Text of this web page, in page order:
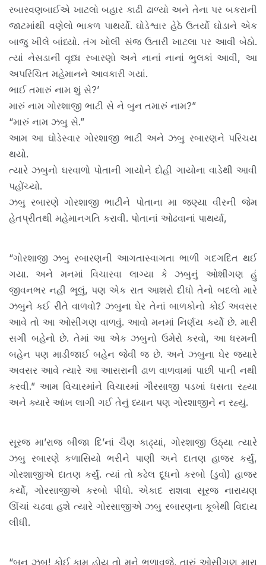
રબારવણબાઈએ ખાટલો બહાર કાઢી ઢાળ્યો અને તેના પર બકરાની
જાટમાંથી વણેલો ભાકળ પાથર્યો. ઘોડેશ્વાર હેઠે ઉતર્યો ઘોડાને એક
બાજુ ખીલે બાંધ્યો. તંગ ખોલી સંજ ઉતારી ખાટલા પર આવી બેઠો.
ત્યાં નેસડાની વૃધ્ધ રબારણો અને નાનાં નાનાં ભુલકાં આવી, આ
અપરિચિત મહેમાનને આવકારી ગયાં.
ભાઈ તમારું નામ શું સે?’
મારું નામ ગોરશાજી ભાટી સે ને બુન તમારું નામ?”
“મારું નામ ઝબુ સે.”
આમ આ ઘોડેસ્વાર ગોરશાજી ભાટી અને ઝબુ રબારણને પરિચય
થયો.
ત્યારે ઝબુનો ઘરવાળો પોતાની ગાયોને દોહી ગાયોના વાડેથી આવી
પહોંચ્યો.
ઝબુ રબારણે ગોરશાજી ભાટીને પોતાના મા જણ્યા વીરની જેમ
હેતપ્રીતથી મહેમાનગતિ કરાવી. પોતાનાં ઓઢવાનાં પાથર્યા,
“ગોરશાજી ઝબુ રબારણની આગતાસ્વાગતા ભાળી ગદગદિત થઈ
ગયા. અને મનમાં વિચારવા લાગ્યા કે ઝબુનું ઓશીંગણ હું
જીવનભર નહીં ભૂલું, પણ એક રાત આશરો દીધો તેનો બદલો મારે
ઝબુને કઈ રીતે વાળવો? ઝબુના ઘેર તેનાં બાળકોનો કોઈ અવસર
આવે તો આ ઓસીંગણ વાળવું. આવો મનમાં નિર્ણય કર્યો છે. મારી
સગી બહેનો છે. તેમાં આ એક ઝબુનો ઉમેરો કરવો, આ ધરમની
બહેન પણ માડીજાઈ બહેન જેવી જ છે. અને ઝબુના ઘેર જ્યારે
અવસર આવે ત્યારે આ આસરાની ઢાળ વાળવામાં પાછી પાની નથી
કરવી.” આમ વિચારમાંને વિચારમાં ગૌરસાજી પડખાં ધસતા રહ્યા
અને ક્યારે આંખ લાગી ગઈ તેનું ધ્યાન પણ ગોરશાજીને ન રહ્યું.
સૂરજ મા’રાજ બીજા દિ’નાં ચૈણ કાઢ્યાં, ગોરશાજી ઉઠ્યા ત્યારે
ઝબુ રબારણે કળાસિયો ભરીને પાણી અને દાતણ હાજર કર્યું,
ગોરશાજીએ દાતણ કર્યું. ત્યાં તો કઢેલ દૂધનો કરબો (ડુવો) હાજર
કર્યો, ગોરસાજીએ કરબો પીધો. એકાદ રાશવા સૂરજ નારાયણ
ઊંચાં ચઢવા હશે ત્યારે ગોરસાજીએ ઝબુ રબારણના કૂબેથી વિદાય
લીધી.
“બૂન ઝબુ! કોઈ કામ હોય તો મને ભળાવજે, તારું ઓસીંગણ મારા